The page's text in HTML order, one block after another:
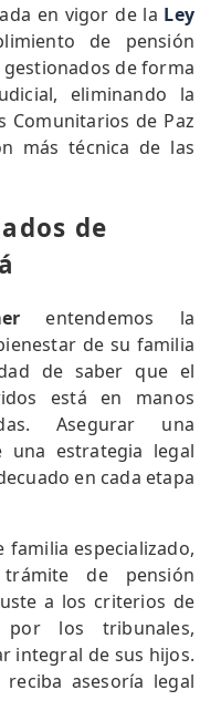
en vigor de la Ley
de pensión
de forma
eliminando la
Comunitarios de Paz
más técnica de las
de
entendemos la
de su familia
de saber que el
está en manos
Asegurar una
una estrategia legal
en cada etapa
especializado,
de pensión
a los criterios de
por los tribunales,
integral de sus hijos.
asesoría legal